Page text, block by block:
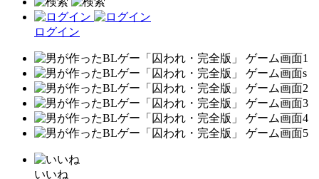
ログイン
いいね